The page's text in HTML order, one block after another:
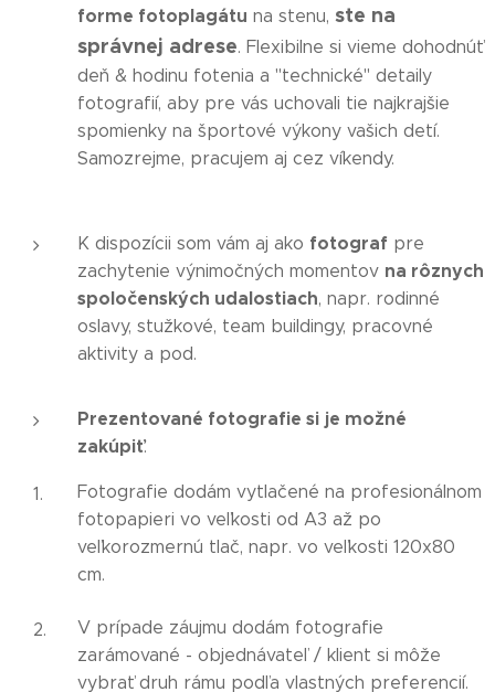
forme fotoplagátu na stenu, ste na
správnej adrese. Flexibilne si vieme dohodnúť
deň & hodinu fotenia a "technické" detaily
fotografií, aby pre vás uchovali tie najkrajšie
spomienky na športové výkony vašich detí.
Samozrejme, pracujem aj cez víkendy.
K dispozícii som vám aj ako fotograf pre
zachytenie výnimočných momentov na rôznych
spoločenských udalostiach, napr. rodinné
oslavy, stužkové, team buildingy, pracovné
aktivity a pod.
Prezentované fotografie si je možné
zakúpiť.
Fotografie dodám vytlačené na profesionálnom
fotopapieri vo veľkosti od A3 až po
veľkorozmernú tlač, napr. vo veľkosti 120x80
cm.
V prípade záujmu dodám fotografie
zarámované - objednávateľ / klient si môže
vybrať druh rámu podľa vlastných preferencií.